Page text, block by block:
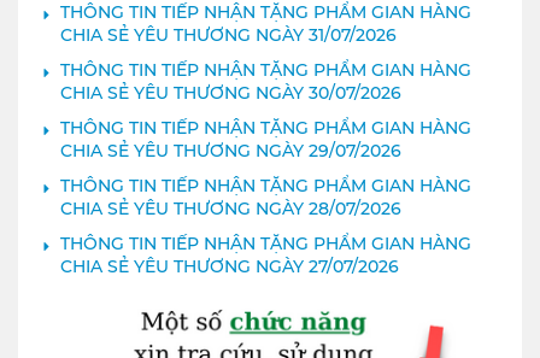
THÔNG TIN TIẾP NHẬN TẶNG PHẨM GIAN HÀNG
CHIA SẺ YÊU THƯƠNG NGÀY 31/07/2026
THÔNG TIN TIẾP NHẬN TẶNG PHẨM GIAN HÀNG
CHIA SẺ YÊU THƯƠNG NGÀY 30/07/2026
THÔNG TIN TIẾP NHẬN TẶNG PHẨM GIAN HÀNG
CHIA SẺ YÊU THƯƠNG NGÀY 29/07/2026
THÔNG TIN TIẾP NHẬN TẶNG PHẨM GIAN HÀNG
CHIA SẺ YÊU THƯƠNG NGÀY 28/07/2026
THÔNG TIN TIẾP NHẬN TẶNG PHẨM GIAN HÀNG
CHIA SẺ YÊU THƯƠNG NGÀY 27/07/2026